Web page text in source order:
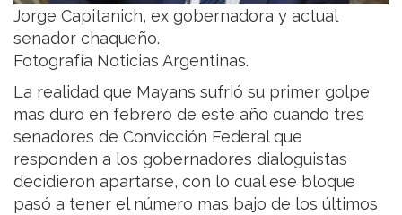
Jorge Capitanich, ex gobernadora y actual
senador chaqueño.
Fotografía Noticias Argentinas.
La realidad que Mayans sufrió su primer golpe
mas duro en febrero de este año cuando tres
senadores de Convicción Federal que
responden a los gobernadores dialoguistas
decidieron apartarse, con lo cual ese bloque
pasó a tener el número mas bajo de los últimos